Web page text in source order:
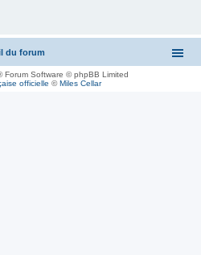
du forum
Forum Software © phpBB Limited
officielle ©Miles Cellar